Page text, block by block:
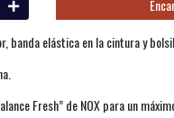
banda elástica en la cintura y
Fresh” de NOX para un